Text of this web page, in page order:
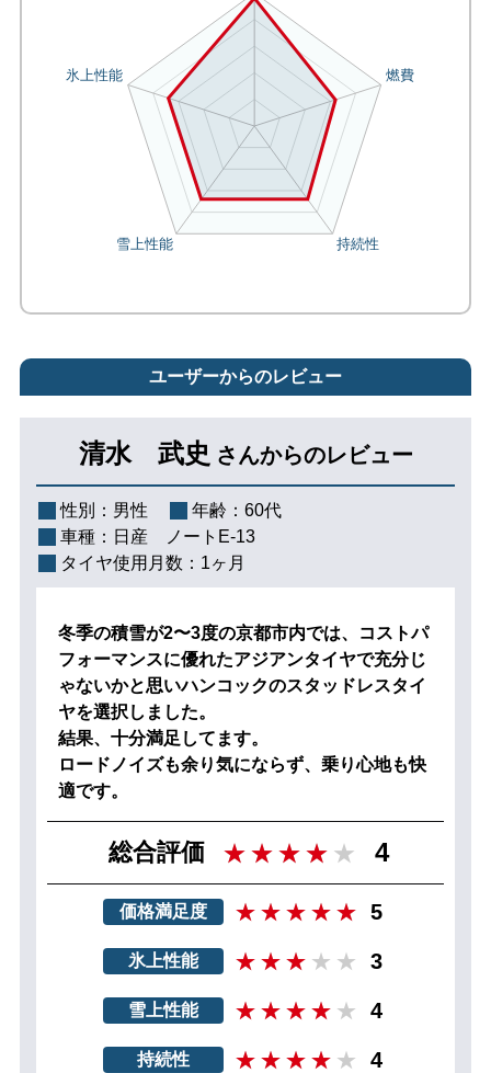
ユーザーからのレビュー
清水 武史 さんからのレビュー
性別： 男性 年齢： 60代
車種： 日産 ノートE-13
タイヤ使用月数： 1ヶ月
冬季の積雪が2〜3度の京都市内では、コストパ
フォーマンスに優れたアジアンタイヤで充分じ
ゃないかと思いハンコックのスタッドレスタイ
ヤを選択しました。
結果、十分満足してます。
ロードノイズも余り気にならず、乗り心地も快
適です。
総合評価 4
価格満足度 5
氷上性能 3
雪上性能 4
持続性 4